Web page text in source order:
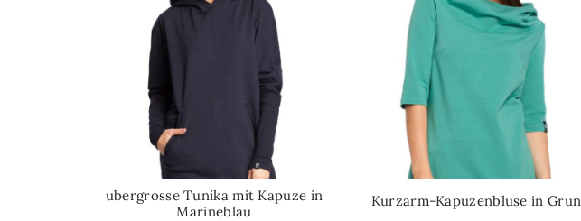
ubergrosse Tunika mit Kapuze in
Marineblau
Kurzarm-Kapuzenbluse in Grun